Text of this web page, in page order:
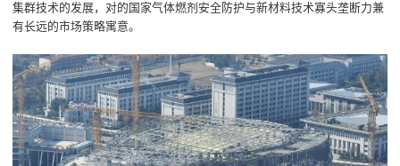
集群技术的发展，对的国家气体燃剂安全防护与新材料技术寡头垄断力兼
有长远的市场策略寓意。